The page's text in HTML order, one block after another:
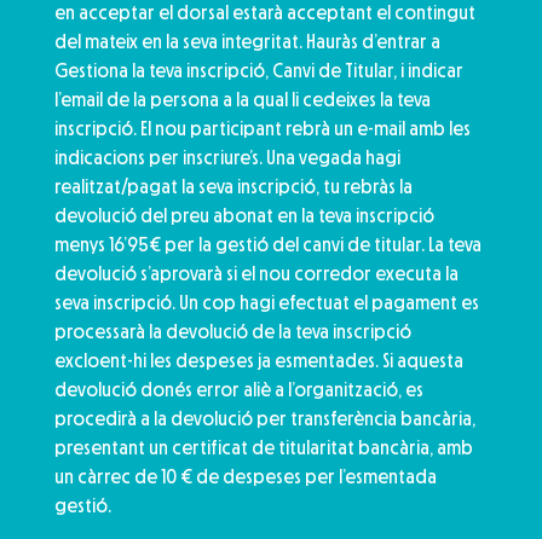
en acceptar el dorsal estarà acceptant el contingut
del mateix en la seva integritat. Hauràs d’entrar a
Gestiona la teva inscripció, Canvi de Titular, i indicar
l’email de la persona a la qual li cedeixes la teva
inscripció. El nou participant rebrà un e-mail amb les
indicacions per inscriure’s. Una vegada hagi
realitzat/pagat la seva inscripció, tu rebràs la
devolució del preu abonat en la teva inscripció
menys 16’95€ per la gestió del canvi de titular. La teva
devolució s’aprovarà si el nou corredor executa la
seva inscripció. Un cop hagi efectuat el pagament es
processarà la devolució de la teva inscripció
excloent-hi les despeses ja esmentades. Si aquesta
devolució donés error aliè a l’organització, es
procedirà a la devolució per transferència bancària,
presentant un certificat de titularitat bancària, amb
un càrrec de 10 € de despeses per l’esmentada
gestió.